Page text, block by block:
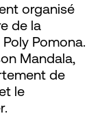
organisé
de la
Pomona.
Mandala,
de
le